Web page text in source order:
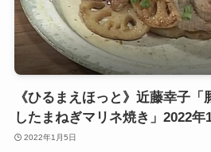
《ひるまえほっと》近藤幸子
したまねぎマリネ焼き」2022年
2022年1月5日